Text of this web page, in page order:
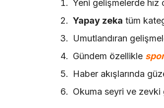
Yeni gelişmelerde hız
Yapay zeka tüm
Umutlandıran
Gündem özellikle
Haber akışlarında
Okuma seyri ve